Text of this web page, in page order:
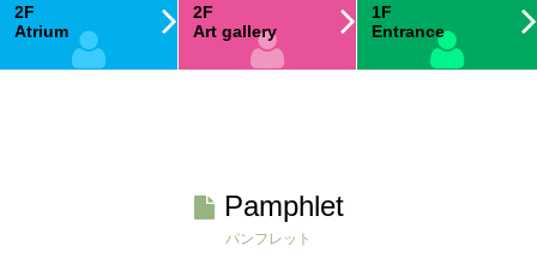
2F
Atrium
2F
Art gallery
1F
Entrance
Pamphlet
パンフレット